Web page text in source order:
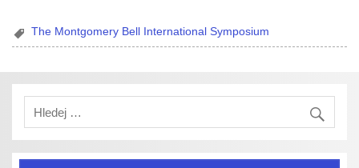
The Montgomery Bell International Symposium